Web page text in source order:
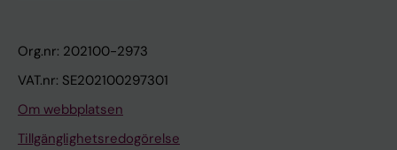
Org.nr: 202100-2973
VAT.nr: SE202100297301
Om webbplatsen
Tillgänglighetsredogörelse